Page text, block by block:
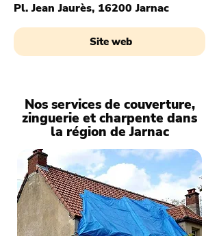
Pl. Jean Jaurès, 16200 Jarnac
Site web
Nos services de couverture,
zinguerie et charpente dans
la région de Jarnac